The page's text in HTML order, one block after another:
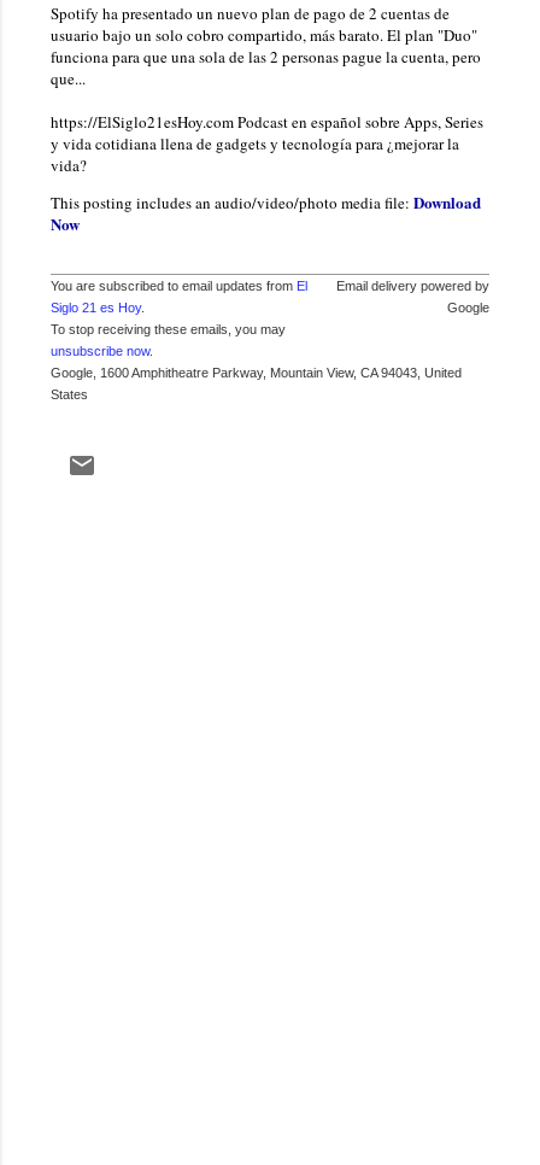
Spotify ha presentado un nuevo plan de pago de 2 cuentas de
usuario bajo un solo cobro compartido, más barato. El plan "Duo"
funciona para que una sola de las 2 personas pague la cuenta, pero
que...
https://ElSiglo21esHoy.com Podcast en español sobre Apps, Series
y vida cotidiana llena de gadgets y tecnología para ¿mejorar la
vida?
This posting includes an audio/video/photo media file: Download
Now
You are subscribed to email updates from El
Siglo 21 es Hoy.
To stop receiving these emails, you may
unsubscribe now.
Email delivery powered by
Google
Google, 1600 Amphitheatre Parkway, Mountain View, CA 94043, United
States